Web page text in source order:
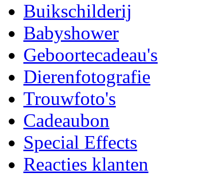
Buikschilderij
Babyshower
Geboortecadeau's
Dierenfotografie
Trouwfoto's
Cadeaubon
Special Effects
Reacties klanten